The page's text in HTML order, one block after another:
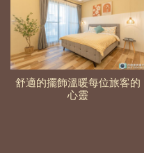
舒適的擺飾溫暖每位旅客的
心靈